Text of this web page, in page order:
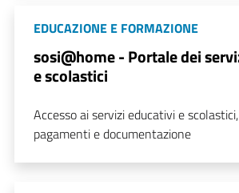
EDUCAZIONE E FORMAZIONE
sosi@home - Portale dei
e scolastici
Accesso ai servizi educativi e
pagamenti e documentazione